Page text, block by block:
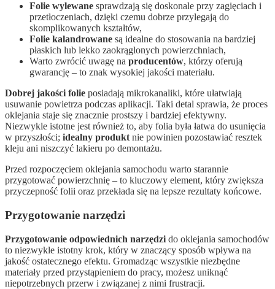
Folie wylewane sprawdzają się doskonale przy zagięciach i
przetłoczeniach, dzięki czemu dobrze przylegają do
skomplikowanych kształtów,
Folie kalandrowane są idealne do stosowania na bardziej
płaskich lub lekko zaokrąglonych powierzchniach,
Warto zwrócić uwagę na producentów, którzy oferują
gwarancję – to znak wysokiej jakości materiału.
Dobrej jakości folie posiadają mikrokanaliki, które ułatwiają
usuwanie powietrza podczas aplikacji. Taki detal sprawia, że proces
oklejania staje się znacznie prostszy i bardziej efektywny.
Niezwykle istotne jest również to, aby folia była łatwa do usunięcia
w przyszłości; idealny produkt nie powinien pozostawiać resztek
kleju ani niszczyć lakieru po demontażu.
Przed rozpoczęciem oklejania samochodu warto starannie
przygotować powierzchnię – to kluczowy element, który zwiększa
przyczepność folii oraz przekłada się na lepsze rezultaty końcowe.
Przygotowanie narzędzi
Przygotowanie odpowiednich narzędzi do oklejania samochodów
to niezwykle istotny krok, który w znaczący sposób wpływa na
jakość ostatecznego efektu. Gromadząc wszystkie niezbędne
materiały przed przystąpieniem do pracy, możesz uniknąć
niepotrzebnych przerw i związanej z nimi frustracji.